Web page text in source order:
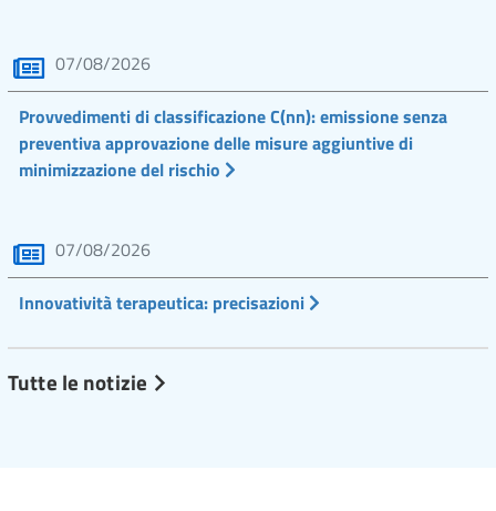
07/08/2026
Provvedimenti di classificazione C(nn): emissione senza
preventiva approvazione delle misure aggiuntive di
minimizzazione del rischio
07/08/2026
Innovatività terapeutica: precisazioni
Tutte le notizie